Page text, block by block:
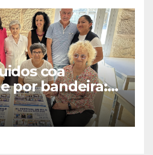
coa
por bandeira:
o
no Auditorio